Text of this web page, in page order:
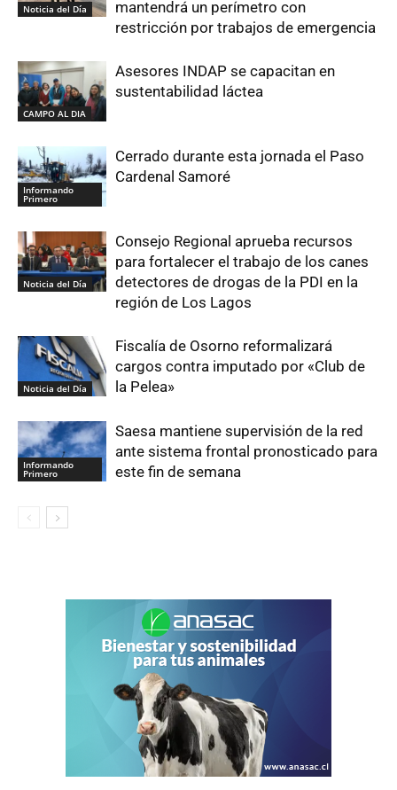
Noticia del Día
mantendrá un perímetro con
restricción por trabajos de emergencia
CAMPO AL DIA
Asesores INDAP se capacitan en
sustentabilidad láctea
Informando
Primero
Cerrado durante esta jornada el Paso
Cardenal Samoré
Noticia del Día
Consejo Regional aprueba recursos
para fortalecer el trabajo de los canes
detectores de drogas de la PDI en la
región de Los Lagos
Noticia del Día
Fiscalía de Osorno reformalizará
cargos contra imputado por «Club de
la Pelea»
Informando
Primero
Saesa mantiene supervisión de la red
ante sistema frontal pronosticado para
este fin de semana